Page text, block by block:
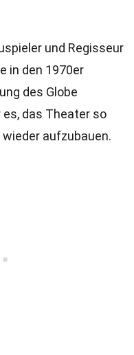
und Regisseur
in den 1970er
des Globe
das Theater so
aufzubauen.